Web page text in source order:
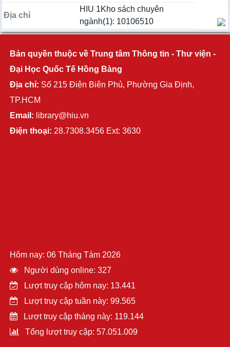
Địa chỉ
HIU 1Kho sách chuyên
ngành(1): 10106510
Bản quyền thuộc về Trung tâm Thông tin - Thư viện -
Đại Học Quốc Tế Hồng Bàng
Địa chỉ: Số 215 Điện Biên Phủ, Phường Gia Định,
TP.HCM
Email: library@hiu.vn
Điện thoại: 28.7308.3456 Ext: 3630
Hôm nay: 06 Tháng Tám 2026
Người dùng online: 327
Lượt truy cập hôm nay: 13.441
Lượt truy cập tuần này: 99.565
Lượt truy cập tháng này: 119.144
Tổng lượt truy cập: 57.051.009